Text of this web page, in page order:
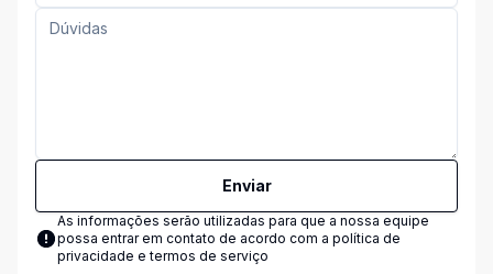
Enviar
As informações serão utilizadas para que a nossa equipe
possa entrar em contato de acordo com a política de
privacidade e termos de serviço